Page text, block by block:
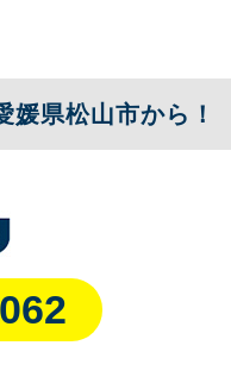
媛県松山市から！